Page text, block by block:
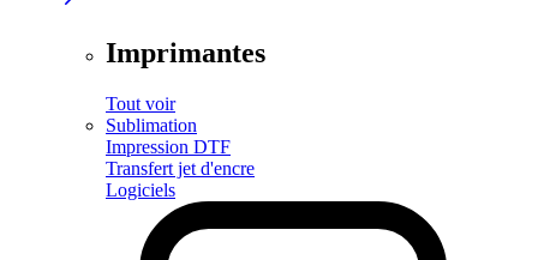
Imprimantes
Tout voir
Sublimation
Impression DTF
Transfert jet d'encre
Logiciels